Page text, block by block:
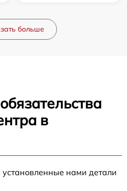
больше
в
установленные нами детали